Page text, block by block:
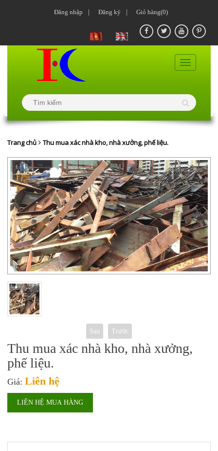
Đăng nhập Đăng ký Giỏ hàng(0)
Trang chủ Thu mua xác nhà kho, nhà xưởng, phế liệu.
Sau Trước
Thu mua xác nhà kho, nhà xưởng,
phế liệu.
Giá: Liên hệ
LIÊN HỆ MUA HÀNG